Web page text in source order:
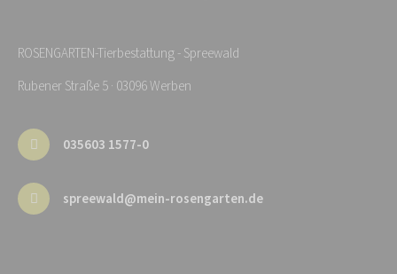
ROSENGARTEN-Tierbestattung - Spreewald
Rubener Straße 5 · 03096 Werben
035603 1577-0
spreewald@mein-rosengarten.de